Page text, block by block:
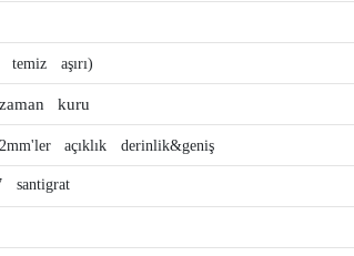
temiz aşırı)
kuru
2mm'ler açıklık derinlik&geniş
santigrat